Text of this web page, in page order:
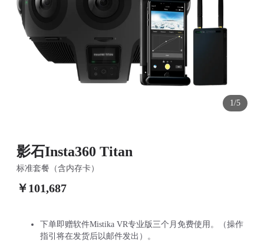
1/5
影石Insta360 Titan
标准套餐（含内存卡）
￥101,687
下单即赠软件Mistika VR专业版三个月免费使用。（操作
指引将在发货后以邮件发出）。